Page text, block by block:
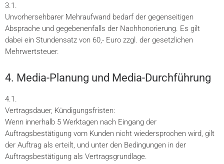
3.1.
Unvorhersehbarer Mehraufwand bedarf der gegenseitigen
Absprache und gegebenenfalls der Nachhonorierung. Es gilt
dabei ein Stundensatz von 60,- Euro zzgl. der gesetzlichen
Mehrwertsteuer.
4. Media-Planung und Media-Durchführung
4.1.
Vertragsdauer, Kündigungsfristen:
Wenn innerhalb 5 Werktagen nach Eingang der
Auftragsbestätigung vom Kunden nicht wiedersprochen wird, gilt
der Auftrag als erteilt, und unter den Bedingungen in der
Auftragsbestätigung als Vertragsgrundlage.